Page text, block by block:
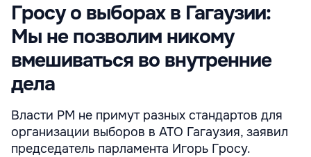
Гросу о выборах в Гагаузии:
Мы не позволим никому
вмешиваться во внутренние
дела
Власти РМ не примут разных стандартов для
организации выборов в АТО Гагаузия, заявил
председатель парламента Игорь Гросу.